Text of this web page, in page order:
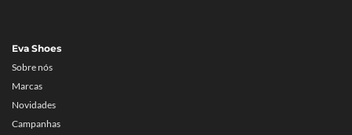
Eva Shoes
Sobre nós
Marcas
Novidades
Campanhas